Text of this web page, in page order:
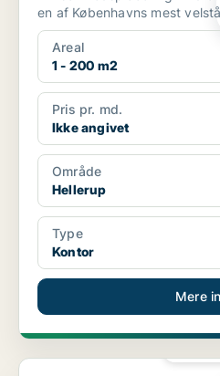
en af Københavns mest
let at byd...
Areal
1 - 200 m2
Pris pr. md.
Ikke angivet
Område
Hellerup
Type
Kontor
Mere
Kontor i Søborg